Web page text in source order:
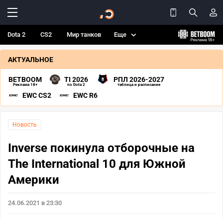
Dota 2 CS2 Мир танков Еще
АКТУАЛЬНОЕ
BETBOOM
Реклама 18+
TI 2026
по Dota 2
РПЛ 2026-2027
таблица и расписание
EWC CS2 EWC R6
Новость
Inverse покинула отборочные на
The International 10 для Южной
Америки
24.06.2021 в 23:30